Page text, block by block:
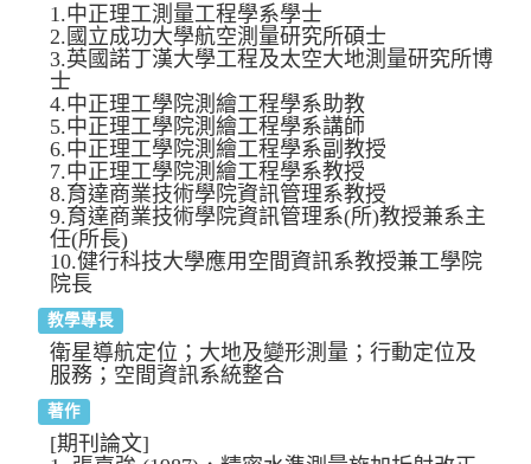
1.中正理工測量工程學系學士
2.國立成功大學航空測量研究所碩士
3.英國諾丁漢大學工程及太空大地測量研究所博
士
4.中正理工學院測繪工程學系助教
5.中正理工學院測繪工程學系講師
6.中正理工學院測繪工程學系副教授
7.中正理工學院測繪工程學系教授
8.育達商業技術學院資訊管理系教授
9.育達商業技術學院資訊管理系(所)教授兼系主
任(所長)
10.健行科技大學應用空間資訊系教授兼工學院
院長
教學專長
衛星導航定位；大地及變形測量；行動定位及
服務；空間資訊系統整合
著作
[期刊論文]